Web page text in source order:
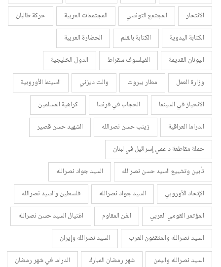
الانتحار
المجتمع التونسي المجتمعات العربية
حركة طالبان
الكتابة اليدوية
الكتابة بالقلم
الحضارة العربية
اليونان القديمة
الفيلسوف سقراط
الدول الخليجية
وزارة العمل
مطار بيروت والت ديزني
السينما الأوروبية
الانحياز في السينما
الحجاب في فرنسا
كراهية المسلمين
الدراما العراقية
زينب حسن نصرالله
الشهيد حسن قصير
حملة مقاطعة داعمي إسرائيل في لبنان
تأبين وتشييع السيد حسن نصرالله
السيد جواد نصرالله
الإتحاد الأوروبي
السيد جواد نصرالله
فلسطين والسيد نصرالله
المؤتمر القومي العربي
الفن المقاوم
اغتيال السيد حسن نصرالله
السيد نصرالله والمثقفون العرب
السيد نصرالله وإيران
السيد نصرالله واليمن
شهر رمضان المبارك
الدراما في شهر رمضان